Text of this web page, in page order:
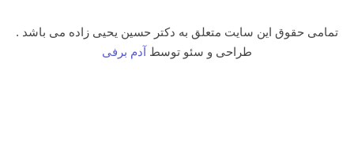
تمامی حقوق این سایت متعلق به دکتر حسین یحیی زاده می باشد .
طراحی و سئو توسط آدم برفی